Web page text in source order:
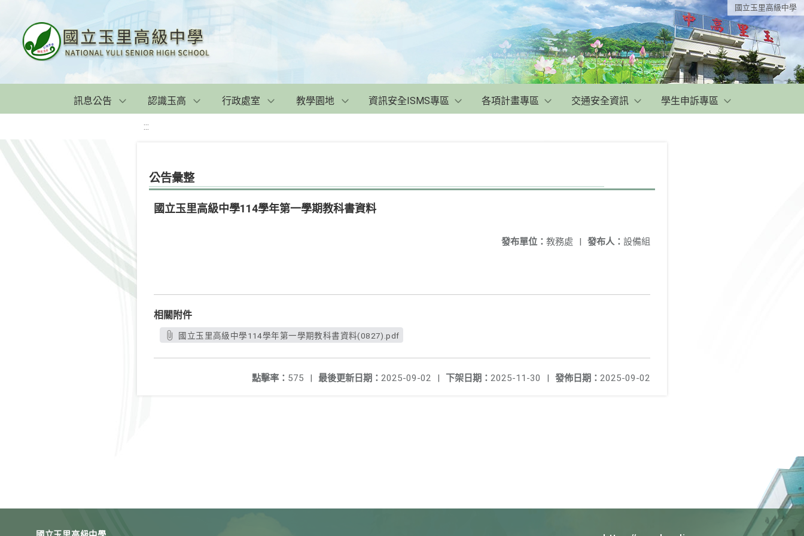
國立玉里高級中學
訊息公告 認識玉高 行政處室 教學園地 資訊安全ISMS專區 各項計畫專區 交通安全資訊 學生申訴專區
:::
公告彙整
國立玉里高級中學114學年第一學期教科書資料
發布人： 設備組
發布單位： 教務處 |
相關附件
國立玉里高級中學114學年第一學期教科書資料(0827).pdf
發佈日期： 2025-09-02
下架日期： 2025-11-30 |
最後更新日期： 2025-09-02 |
點擊率： 575 |